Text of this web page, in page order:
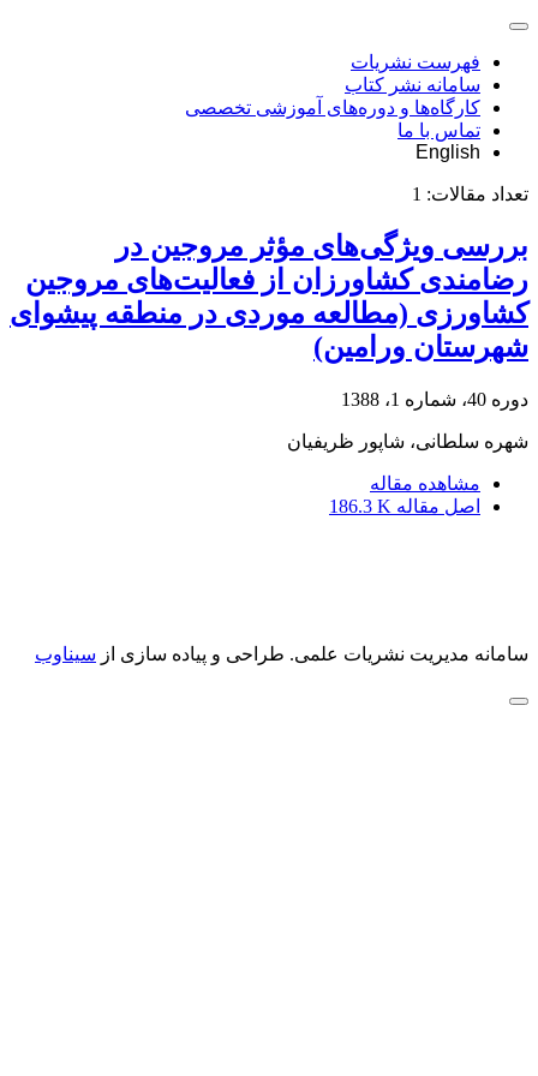
فهرست نشریات
سامانه نشر کتاب
کارگاه‌ها و دوره‌های آموزشی تخصصی
تماس با ما
English
تعداد مقالات: 1
بررسی ویژگی‌های مؤثر مروجین در
رضامندی کشاورزان از فعالیت‌های مروجین
کشاورزی (مطالعه موردی در منطقه پیشوای
شهرستان ورامین)
دوره 40، شماره 1، 1388
شهره سلطانی، شاپور ظریفیان
مشاهده مقاله
اصل مقاله 186.3 K
سامانه مدیریت نشریات علمی. طراحی و پیاده سازی از سیناوب